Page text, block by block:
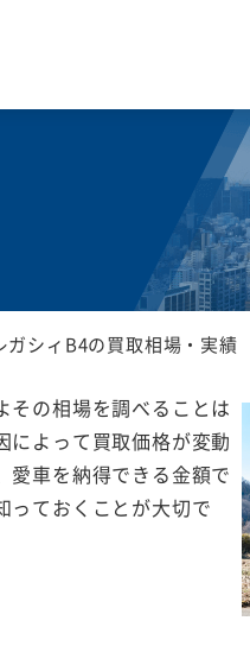
ガシィB4の買取相場・実績
その相場を調べることは
によって買取価格が変動
愛車を納得できる金額で
っておくことが大切で